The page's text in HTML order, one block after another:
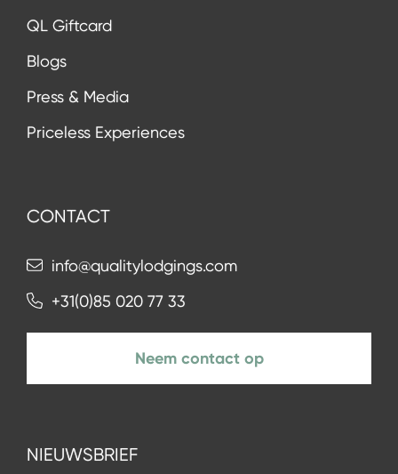
QL Giftcard
Blogs
Press & Media
Priceless Experiences
CONTACT
info@qualitylodgings.com
+31(0)85 020 77 33
Neem contact op
NIEUWSBRIEF